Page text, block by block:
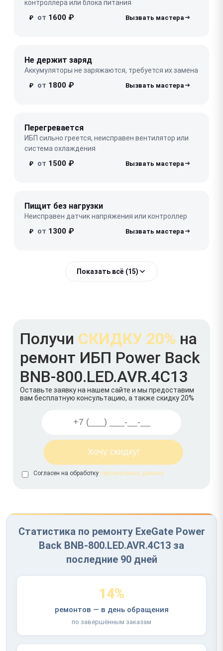
контроллера или блока питания
₽ от 1600 ₽
Не держит заряд
Аккумуляторы не заряжаются, требуется их замена
₽ от 1800 ₽
Перегревается
ИБП сильно греется, неисправен вентилятор или
система охлаждения
₽ от 1500 ₽
Пищит без нагрузки
Неисправен датчик напряжения или контроллер
₽ от 1300 ₽
Показать всё (15)
Получи СКИДКУ 20% на
ремонт ИБП Power Back
BNB-800.LED.AVR.4C13
Оставьте заявку на нашем сайте и мы предоставим
вам бесплатную консультацию, а также скидку 20%
Согласен на обработку персональных данных
Статистика по ремонту ExeGate Power
Back BNB-800.LED.AVR.4C13 за
последние 90 дней
14%
ремонтов — в день обращения
по завершённым заказам